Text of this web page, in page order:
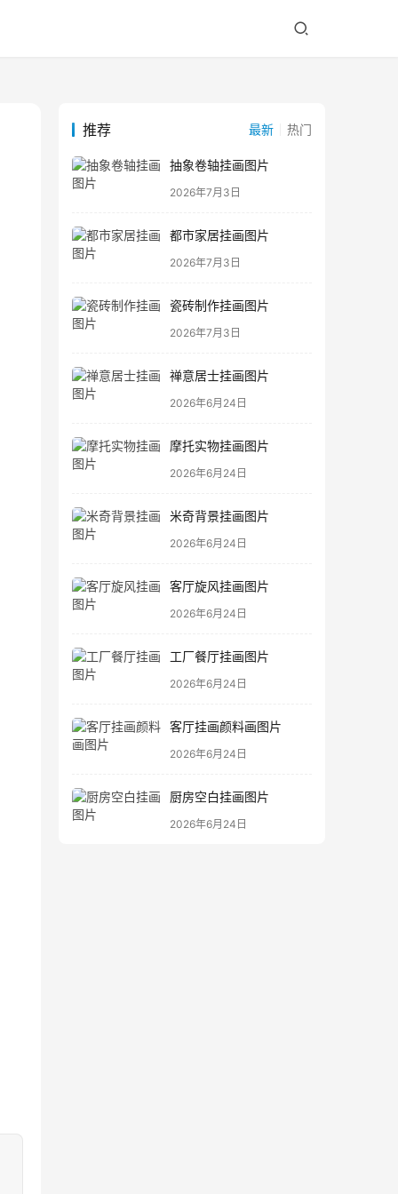
推荐 最新 热门
抽象卷轴挂画图片
2026年7月3日
都市家居挂画图片
2026年7月3日
瓷砖制作挂画图片
2026年7月3日
禅意居士挂画图片
2026年6月24日
摩托实物挂画图片
2026年6月24日
米奇背景挂画图片
2026年6月24日
客厅旋风挂画图片
2026年6月24日
工厂餐厅挂画图片
2026年6月24日
客厅挂画颜料画图片
2026年6月24日
厨房空白挂画图片
2026年6月24日